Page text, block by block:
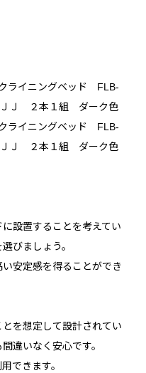
ライニングベッド FLB-
Ｊ ２本１組 ダーク色
ライニングベッド FLB-
Ｊ ２本１組 ダーク色
設置することを考えてい
びましょう。
安定感を得ることができ
を想定して設計されてい
違いなく安心です。
できます。